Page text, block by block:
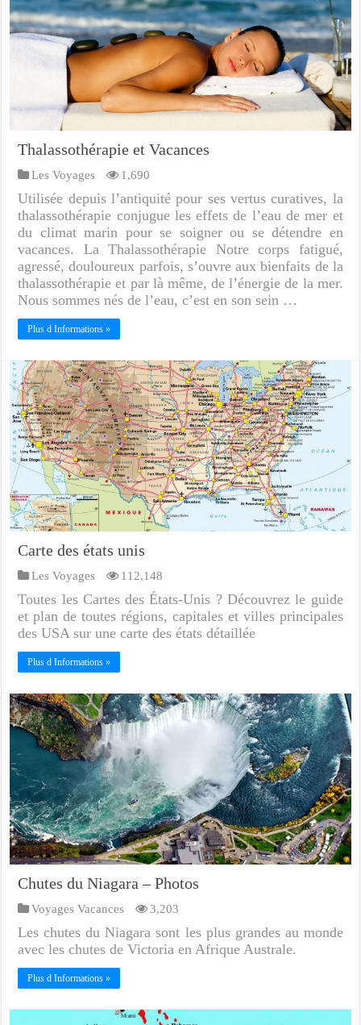
Thalassothérapie et Vacances
Les Voyages 1,690
Utilisée depuis l’antiquité pour ses vertus curatives, la
thalassothérapie conjugue les effets de l’eau de mer et
du climat marin pour se soigner ou se détendre en
vacances. La Thalassothérapie Notre corps fatigué,
agressé, douloureux parfois, s’ouvre aux bienfaits de la
thalassothérapie et par là même, de l’énergie de la mer.
Nous sommes nés de l’eau, c’est en son sein …
Plus d Informations »
Carte des états unis
Les Voyages 112,148
Toutes les Cartes des États-Unis ? Découvrez le guide
et plan de toutes régions, capitales et villes principales
des USA sur une carte des états détaillée
Plus d Informations »
Chutes du Niagara – Photos
Voyages Vacances 3,203
Les chutes du Niagara sont les plus grandes au monde
avec les chutes de Victoria en Afrique Australe.
Plus d Informations »